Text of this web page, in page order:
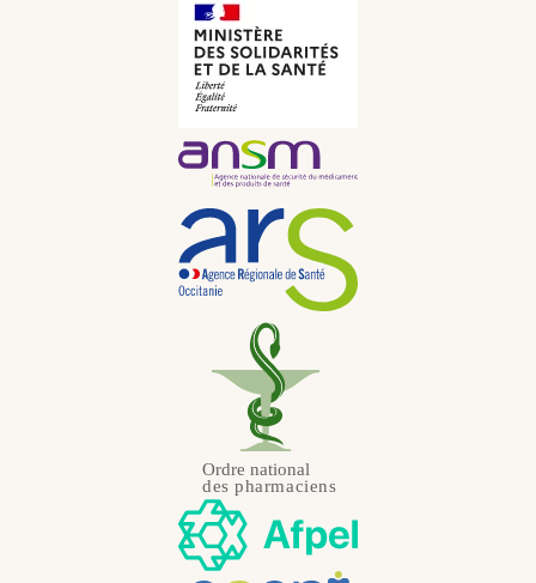
Niederländisch
Portugiesisch